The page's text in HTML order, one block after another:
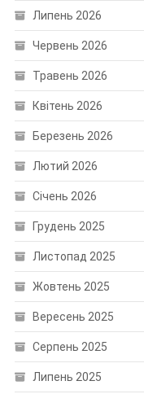
Липень 2026
Червень 2026
Травень 2026
Квітень 2026
Березень 2026
Лютий 2026
Січень 2026
Грудень 2025
Листопад 2025
Жовтень 2025
Вересень 2025
Серпень 2025
Липень 2025